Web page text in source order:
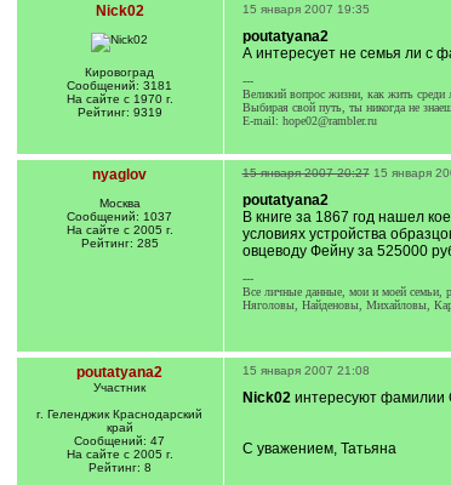
Nick02
Кировоград
Сообщений: 3181
На сайте с 1970 г.
Рейтинг: 9319
15 января 2007 19:35
poutatyana2
А интересует не семья ли с
---
Великий вопрос жизни, как жить среди
Выбирая свой путь, ты никогда не
E-mail: hope02@rambler.ru
nyaglov
Москва
Сообщений: 1037
На сайте с 2005 г.
Рейтинг: 285
15 января 2007 20:27 15 января
poutatyana2
В книге за 1867 год нашел
условиях устройства
овцеводу Фейну за 525000
---
Все личные данные, мои и моей семьи,
Няголовы, Найденовы, Михайловы,
poutatyana2
Участник
г. Геленджик Краснодарский
край
Сообщений: 47
На сайте с 2005 г.
Рейтинг: 8
15 января 2007 21:08
Nick02интересуют фамилии
С уважением, Татьяна